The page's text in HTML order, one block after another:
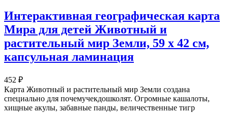
Интерактивная географическая карта
Мира для детей Животный и
растительный мир Земли, 59 х 42 см,
капсульная ламинация
452 ₽
Карта Животный и растительный мир Земли создана
специально для почемучекдошколят. Огромные кашалоты,
хищные акулы, забавные панды, величественные тигр